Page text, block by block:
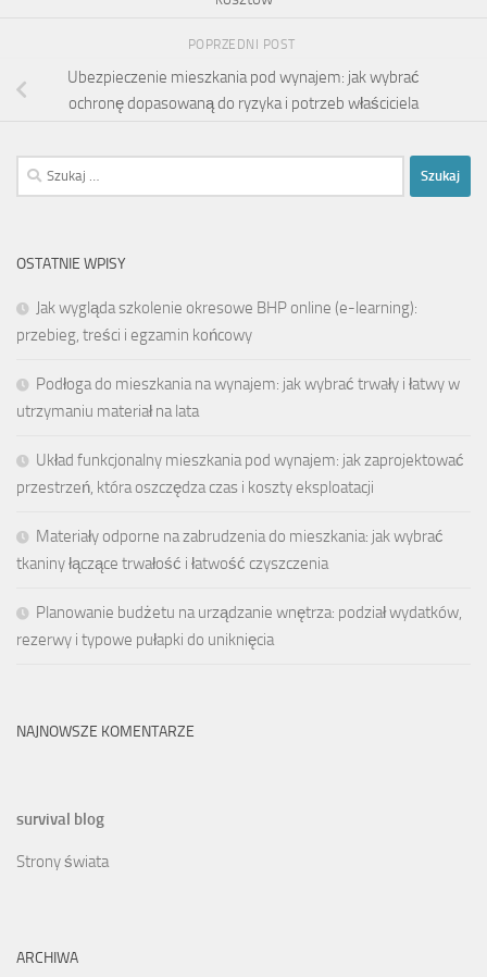
POPRZEDNI POST
Ubezpieczenie mieszkania pod wynajem: jak wybrać
ochronę dopasowaną do ryzyka i potrzeb właściciela
Szukaj:
OSTATNIE WPISY
Jak wygląda szkolenie okresowe BHP online (e-learning):
przebieg, treści i egzamin końcowy
Podłoga do mieszkania na wynajem: jak wybrać trwały i łatwy w
utrzymaniu materiał na lata
Układ funkcjonalny mieszkania pod wynajem: jak zaprojektować
przestrzeń, która oszczędza czas i koszty eksploatacji
Materiały odporne na zabrudzenia do mieszkania: jak wybrać
tkaniny łączące trwałość i łatwość czyszczenia
Planowanie budżetu na urządzanie wnętrza: podział wydatków,
rezerwy i typowe pułapki do uniknięcia
NAJNOWSZE KOMENTARZE
survival blog
Strony świata
ARCHIWA